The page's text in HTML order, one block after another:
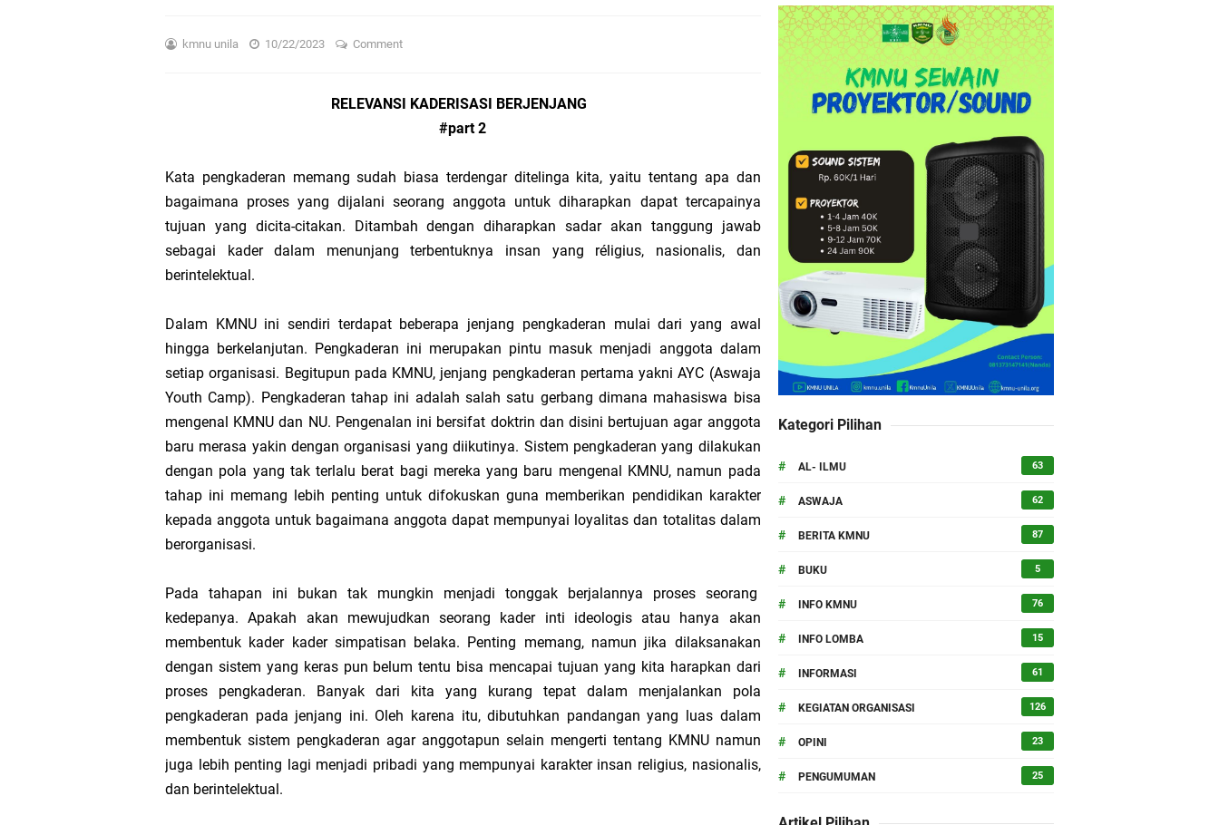
Logo Harlah Ke-XV KMNU Unila Resmi Diluncurkan, Angkat Tema “Konsisten Mengabdi, Terus Menginspirasi"
KMNU Unila 'Goes to School': Sosialisasi Intensif KIP-K dan Jalur Masuk PTN di MAN 2 Bandar Lampung
Peran Media dalam Kemajuan dan Perubahan Sosial Di Provinsi Lampung
Peringati Harlah ke 75 Fatayat NU, Perempuan Muda dan Berdaya
Harlah 75 Fatayat NU, Nyai Durrotun Nafisah: Empat Peran Mulia Perempuan
Perkuat Sanad Keilmuan, BSO-Metro KMNU Unila Lakukan Sowan dan Ziarah Ke Pesantren
Pesan Abah Kiai Aziz Al-Aziziyah: Dekat dengan Ulama Kunci Utama Meraih Berkah Ilmu
Nasihat dari Baitul Makmur: Gus Ahmad Ja'far Shodiq Tekankan Ikhlas, Keseimbangan Spiritual-Intelektual Kader KMNU
Pesan Gus Wahid Asy'ari Ponpes Darul A'mal : Kader KMNU Wajib Tafakur Fiddin
KMNU Unila Kembali Torehkan Prestasi di PMW !!
kmnu unila 10/22/2023 Comment
RELEVANSI KADERISASI BERJENJANG
#part 2
Kata pengkaderan memang sudah biasa terdengar ditelinga kita, yaitu tentang apa dan
bagaimana proses yang dijalani seorang anggota untuk diharapkan dapat tercapainya
tujuan yang dicita-citakan. Ditambah dengan diharapkan sadar akan tanggung jawab
sebagai kader dalam menunjang terbentuknya insan yang réligius, nasionalis, dan
berintelektual.
Dalam KMNU ini sendiri terdapat beberapa jenjang pengkaderan mulai dari yang awal
hingga berkelanjutan. Pengkaderan ini merupakan pintu masuk menjadi anggota dalam
setiap organisasi. Begitupun pada KMNU, jenjang pengkaderan pertama yakni AYC (Aswaja
Youth Camp). Pengkaderan tahap ini adalah salah satu gerbang dimana mahasiswa bisa
mengenal KMNU dan NU. Pengenalan ini bersifat doktrin dan disini bertujuan agar anggota
baru merasa yakin dengan organisasi yang diikutinya. Sistem pengkaderan yang dilakukan
dengan pola yang tak terlalu berat bagi mereka yang baru mengenal KMNU, namun pada
tahap ini memang lebih penting untuk difokuskan guna memberikan pendidikan karakter
kepada anggota untuk bagaimana anggota dapat mempunyai loyalitas dan totalitas dalam
berorganisasi.
Pada tahapan ini bukan tak mungkin menjadi tonggak berjalannya proses seorang
kedepanya. Apakah akan mewujudkan seorang kader inti ideologis atau hanya akan
membentuk kader kader simpatisan belaka. Penting memang, namun jika dilaksanakan
dengan sistem yang keras pun belum tentu bisa mencapai tujuan yang kita harapkan dari
proses pengkaderan. Banyak dari kita yang kurang tepat dalam menjalankan pola
pengkaderan pada jenjang ini. Oleh karena itu, dibutuhkan pandangan yang luas dalam
membentuk sistem pengkaderan agar anggotapun selain mengerti tentang KMNU namun
juga lebih penting lagi menjadi pribadi yang mempunyai karakter insan religius, nasionalis,
dan berintelektual.
Kategori Pilihan
# AL- ILMU 63
# ASWAJA 62
# BERITA KMNU 87
# BUKU 5
# INFO KMNU 76
# INFO LOMBA 15
# INFORMASI 61
# KEGIATAN ORGANISASI 126
# OPINI 23
# PENGUMUMAN 25